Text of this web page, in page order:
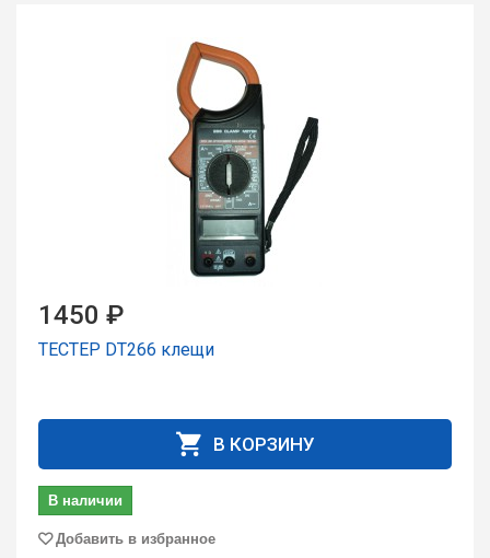
1450 ₽
ТЕСТЕР DT266 клещи
В КОРЗИНУ
В наличии
Добавить в избранное